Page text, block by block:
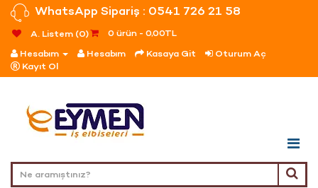
WhatsApp Sipariş : 0541 726 21 58
A. Listem (0)
0 ürün - 0,00TL
Hesabım
Hesabım Kasaya Git
Oturum Aç
Kayıt Ol